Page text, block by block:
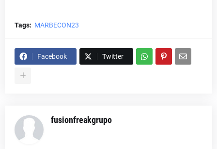
Tags: MARBECON23
Facebook Twitter
fusionfreakgrupo